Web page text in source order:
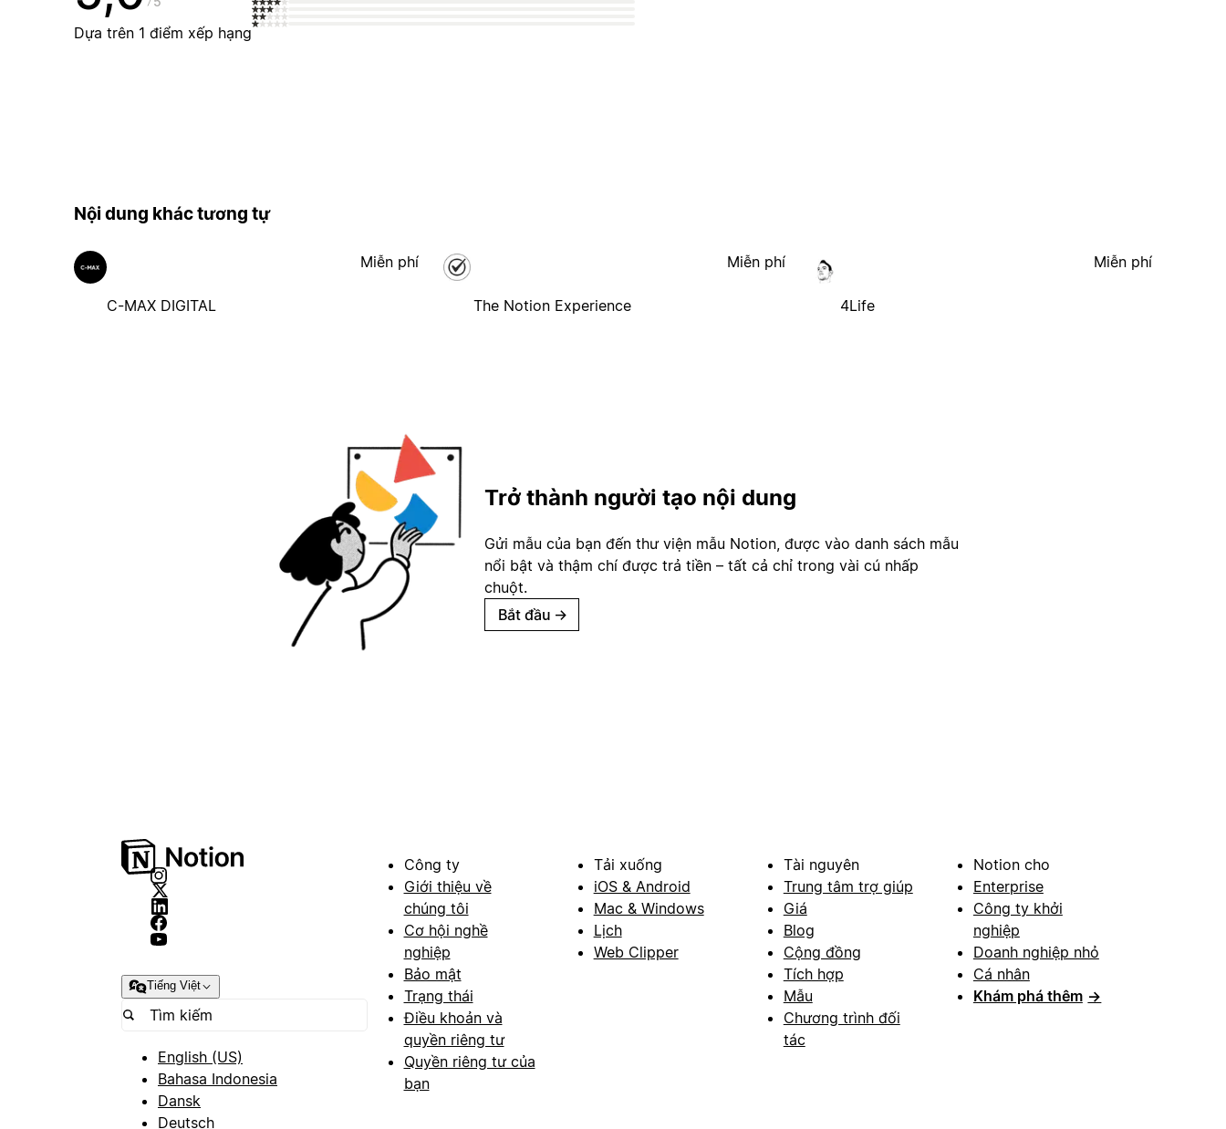
Dựa trên 1 điểm xếp hạng
Nội dung khác tương tự
C-MAX DIGITAL
Miễn phí
The Notion Experience
Miễn phí
4Life
Miễn phí
Trở thành người tạo nội dung
Gửi mẫu của bạn đến thư viện mẫu Notion, được vào danh sách mẫu
nổi bật và thậm chí được trả tiền – tất cả chỉ trong vài cú nhấp
chuột.
Bắt đầu →
Tiếng Việt
English (US)
Bahasa Indonesia
Dansk
Deutsch
Công ty
Giới thiệu về
chúng tôi
Cơ hội nghề
nghiệp
Bảo mật
Trạng thái
Điều khoản và
quyền riêng tư
Quyền riêng tư của
bạn
Tải xuống
iOS & Android
Mac & Windows
Lịch
Web Clipper
Tài nguyên
Trung tâm trợ giúp
Giá
Blog
Cộng đồng
Tích hợp
Mẫu
Chương trình đối
tác
Notion cho
Enterprise
Công ty khởi
nghiệp
Doanh nghiệp nhỏ
Cá nhân
Khám phá thêm →